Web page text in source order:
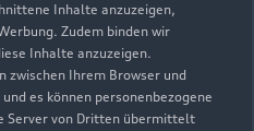
Inhalte anzuzeigen,
Zudem binden wir
Inhalte anzuzeigen.
zwischen Ihrem Browser und
es können personenbezogene
Server von Dritten übermittelt